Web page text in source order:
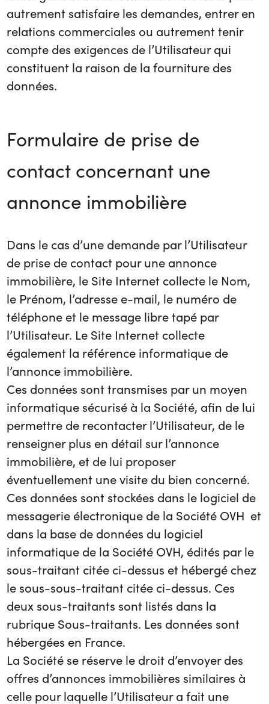
autrement satisfaire les demandes, entrer en
relations commerciales ou autrement tenir
compte des exigences de l’Utilisateur qui
constituent la raison de la fourniture des
données.
Formulaire de prise de
contact concernant une
annonce immobilière
Dans le cas d’une demande par l’Utilisateur
de prise de contact pour une annonce
immobilière, le Site Internet collecte le Nom,
le Prénom, l’adresse e-mail, le numéro de
téléphone et le message libre tapé par
l’Utilisateur. Le Site Internet collecte
également la référence informatique de
l’annonce immobilière.
Ces données sont transmises par un moyen
informatique sécurisé à la Société, afin de lui
permettre de recontacter l’Utilisateur, de le
renseigner plus en détail sur l’annonce
immobilière, et de lui proposer
éventuellement une visite du bien concerné.
Ces données sont stockées dans le logiciel de
messagerie électronique de la Société OVH et
dans la base de données du logiciel
informatique de la Société OVH, édités par le
sous-traitant citée ci-dessus et hébergé chez
le sous-sous-traitant citée ci-dessus. Ces
deux sous-traitants sont listés dans la
rubrique Sous-traitants. Les données sont
hébergées en France.
La Société se réserve le droit d’envoyer des
offres d’annonces immobilières similaires à
celle pour laquelle l’Utilisateur a fait une